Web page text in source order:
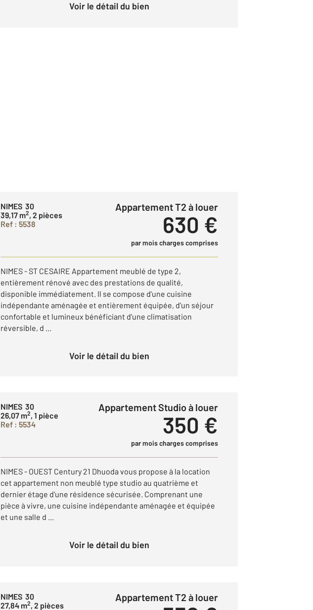
Voir le détail du bien
NIMES 30
39,17 m2, 2 pièces
Ref : 5538
Appartement T2 à louer
630 €
par mois charges comprises
NIMES - ST CESAIRE Appartement meublé de type 2,
entièrement rénové avec des prestations de qualité,
disponible immédiatement. Il se compose d'une cuisine
indépendante aménagée et entièrement équipée, d'un séjour
confortable et lumineux bénéficiant d'une climatisation
réversible, d ...
Voir le détail du bien
NIMES 30
26,07 m2, 1 pièce
Ref : 5534
Appartement Studio à louer
350 €
par mois charges comprises
NIMES - OUEST Century 21 Dhuoda vous propose à la location
cet appartement non meublé type studio au quatrième et
dernier étage d'une résidence sécurisée. Comprenant une
pièce à vivre, une cuisine indépendante aménagée et équipée
et une salle d ...
Voir le détail du bien
NIMES 30
27,84 m2, 2 pièces
Appartement T2 à louer